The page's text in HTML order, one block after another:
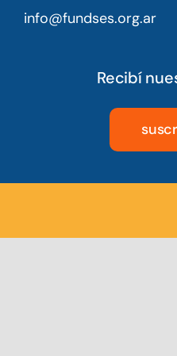
info@fundses.org.ar
Recibí